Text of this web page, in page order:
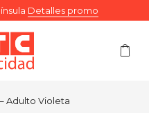
Detalles promo
Adulto Violeta